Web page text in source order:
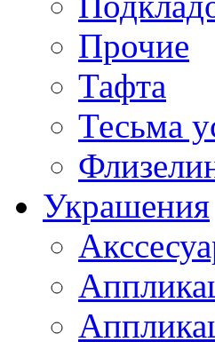
Прочие
Тафта
Тесьма
Украшения